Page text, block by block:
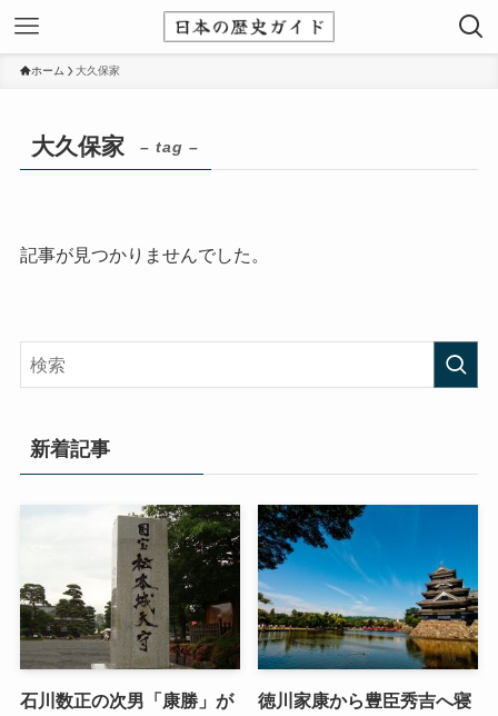
ホーム 大久保家
大久保家 – tag –
記事が見つかりませんでした。
新着記事
石川数正の次男「康勝」が
徳川家康から豊臣秀吉へ寝